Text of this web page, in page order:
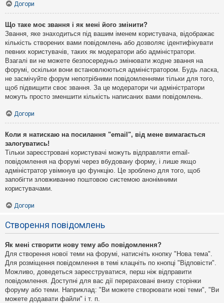
Догори
Що таке моє звання і як мені його змінити?
Звання, яке знаходиться під вашим іменем користувача, відображає
кількість створених вами повідомлень або дозволяє ідентифікувати
певних користувачів, таких як модератори або адміністратори.
Взагалі ви не можете безпосередньо змінювати жодне звання на
форумі, оскільки вони встановлюються адміністратором. Будь ласка,
не засмічуйте форум непотрібними повідомленнями тільки для того,
щоб підвищити своє звання. За це модератори чи адміністратори
можуть просто зменшити кількість написаних вами повідомлень.
Догори
Коли я натискаю на посилання "email", від мене вимагається
залогуватись!
Тільки зареєстровані користувачі можуть відправляти email-
повідомлення на форумі через вбудовану форму, і лише якщо
адміністратор увімкнув цю функцію. Це зроблено для того, щоб
запобігти зловживанню поштовою системою анонімними
користувачами.
Догори
Створення повідомлень
Як мені створити нову тему або повідомлення?
Для створення нової теми на форумі, натисніть кнопку "Нова тема".
Для розміщення повідомлення в темі клацніть по кнопці "Відповісти".
Можливо, доведеться зареєструватися, перш ніж відправити
повідомлення. Доступні для вас дії перераховані внизу сторінки
форуму або теми. Наприклад: "Ви можете створювати нові теми", "Ви
можете додавати файли" і т. п.